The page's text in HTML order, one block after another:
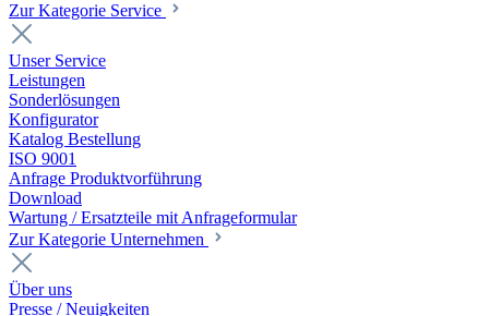
Zur Kategorie Service
Unser Service
Leistungen
Sonderlösungen
Konfigurator
Katalog Bestellung
ISO 9001
Anfrage Produktvorführung
Download
Wartung / Ersatzteile mit Anfrageformular
Zur Kategorie Unternehmen
Über uns
Presse / Neuigkeiten